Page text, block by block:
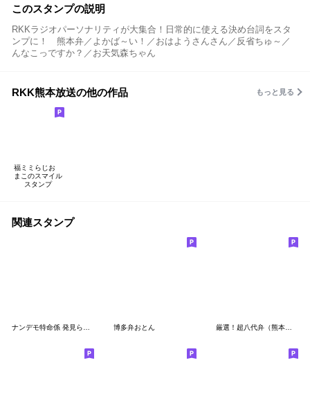
このスタンプの説明
RKKラジオパーソナリティが大集合！日常的に使える決め台詞をスタ
ンプに！ 熊本弁／よかば～い！／おはようさんさん／反省ちゅ～／
んなこっですか？／お天気森ちゃん
RKK熊本放送の他の作品 もっと見る
福ミミらじお
まこのスマイル
スタンプ
関連スタンプ
ナンデモ特命係 発見らくちゃく! 博多弁おとん 厳選！超八代弁（熊本弁）